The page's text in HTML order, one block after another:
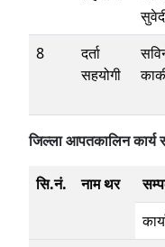
8
दर्ता
सहयोगी
जिल्ला आपतकालिन कार्य
सि.नं. नाम थर